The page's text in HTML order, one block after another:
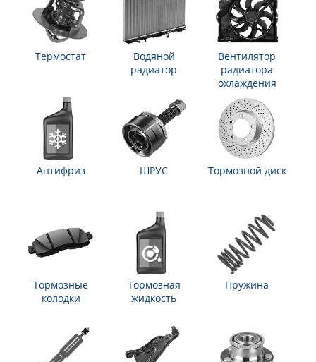
Термостат
Водяной
радиатор
Вентилятор
радиатора
охлаждения
Антифриз ШРУС Тормозной диск
Тормозные
колодки
Тормозная
жидкость
Пружина